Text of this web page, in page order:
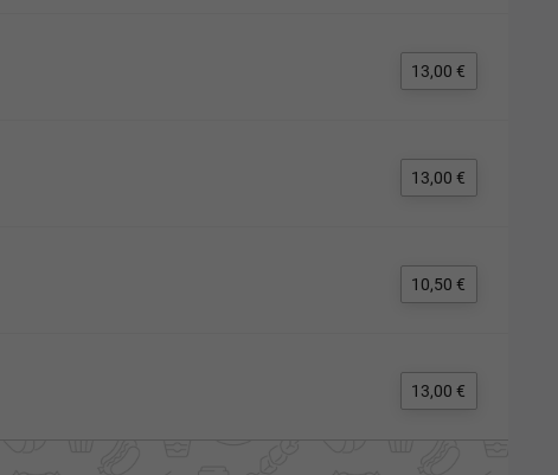
13,00 €
13,00 €
10,50 €
13,00 €